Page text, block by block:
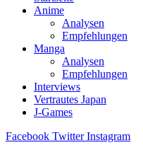
Anime
Analysen
Empfehlungen
Manga
Analysen
Empfehlungen
Interviews
Vertrautes Japan
J-Games
Facebook Twitter Instagram